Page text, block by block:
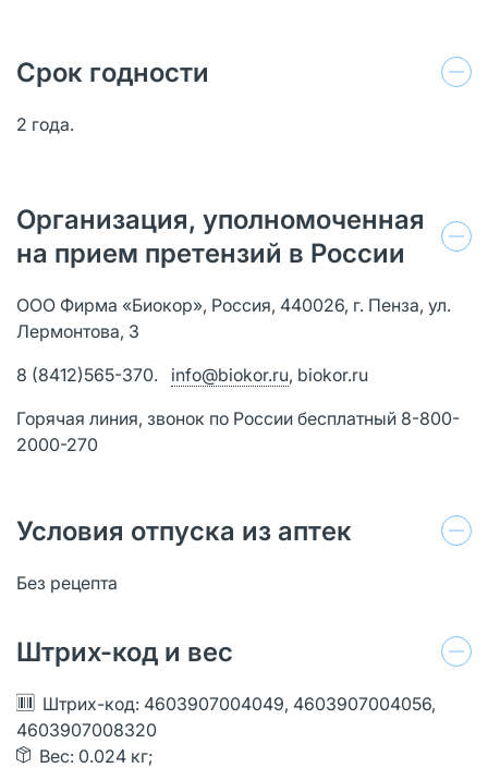
Срок годности
2 года.
Организация, уполномоченная
на прием претензий в России
ООО Фирма «Биокор», Россия, 440026, г. Пенза, ул.
Лермонтова, 3
8 (8412)565-370. info@biokor.ru, biokor.ru
Горячая линия, звонок по России бесплатный 8-800-
2000-270
Условия отпуска из аптек
Без рецепта
Штрих-код и вес
Штрих-код: 4603907004049, 4603907004056,
4603907008320
Вес: 0.024 кг;